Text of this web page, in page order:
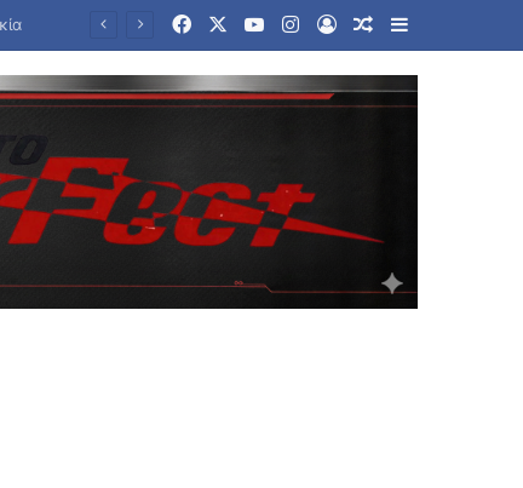
FacebookYouTubeInstagram
Log InRandom Article
Sidebar